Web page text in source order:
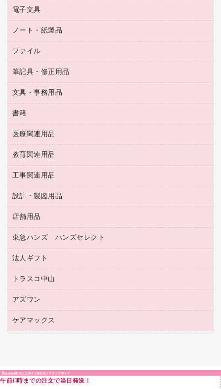
ハンドソープ・石鹸
トイレ用品
トイレ用洗剤
ティッシュペーパー
ダストボックス
タオル・アメニティ用品
スリッパ・サンダル・シューズ
スポーツ・レジャー用品
ゴミ袋
キッチン用品
食品添加物製品
タイムレコーダー
シュレッダ
ＯＨＰ用品
乾電池・充電池
フィルム・カメラ用品
デスクライト
アルバム
掃除機・クリーナー
空調・季節家電
その他電化製品
キッチン・調理家電
ＯＡタップ／延長コード
電子文具
電卓
ラベルテープ
その他電子文具
ノート・紙製品
封筒
伝票
典礼用品
帳簿
額縁
各種用紙
ルーズリーフ
バインダーノート
ファイル
名刺整理用品
板目表紙・綴込表紙
背幅が伸びるファイル
統一伝票用ファイル
収納保存用品
レターファイル
リングファイル
プレゼン用ファイル
フラットファイル
ファイルボックス
パイプ式ファイル
その他ファイル
クリヤーホルダー
クリヤーブック（差替式）
クリヤーブック（固定式）
Ｚ式ファイル
筆記具・修正用品
万年筆
消しゴム
修正液・修正ペン
修正テープ
鉛筆
マーキングペン（油性）
マーキングペン（水性）
ホワイトボード用マーカー
ボールペン（油性）
ボールペン（ゲルインク）
シャープペンシル用替芯
文具・事務用品
輪ゴム
両面テープ
名札
保管・整理用品
壁面／足元収納
備品／小物ケース
透明テープ 事務用
電話台
接着用品
針なしステープラー
紙めくり
裁断機
印章用品
書籍
パソコンソフト
医療関連用品
保健用品
使い捨て手袋
感染症対策用品
介護用品
医療関連用品
教育関連用品
教育関連用品
工事関連用品
工事関連用品
設計・製図用品
設計・製図用品
店舗用品
店舗運営用品
陳列什器
紙手提げ袋
レジ・ポリ袋
ディスプレイ用品
カウンター／お会計用品
東急ハンズ ハンズセレクト
東急ハンズ
法人ギフト
高島屋
高島屋（食品・飲料）
カウネットギフト（食品・飲料）
トラスコ中山
建築・作業用品
アズワン
医療・介護用品（食品・飲料・食添製品）
ケアマックス
午前11時までの注文で当日発送！